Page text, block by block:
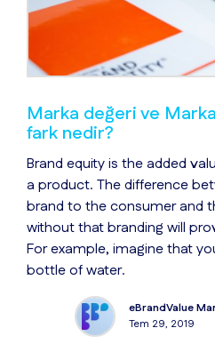
Marka değeri ve
fark nedir?
Brand equity is the added
a product. The difference
brand to the consumer and
without that branding will
For example, imagine that
bottle of water.
eBrandValue
Tem 29, 2019